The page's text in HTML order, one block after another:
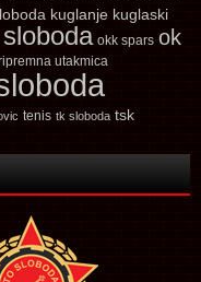
kuglanje kuglaski
okk spars ok
utakmica
tenis tk sloboda tsk